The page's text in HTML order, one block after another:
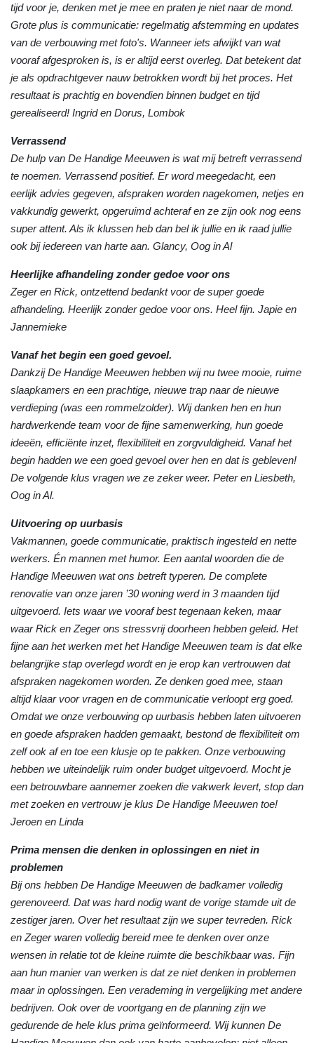
tijd voor je, denken met je mee en praten je niet naar de mond.
Grote plus is communicatie: regelmatig afstemming en updates
van de verbouwing met foto's. Wanneer iets afwijkt van wat
vooraf afgesproken is, is er altijd eerst overleg. Dat betekent dat
je als opdrachtgever nauw betrokken wordt bij het proces. Het
resultaat is prachtig en bovendien binnen budget en tijd
gerealiseerd! Ingrid en Dorus, Lombok
Verrassend
De hulp van De Handige Meeuwen is wat mij betreft verrassend
te noemen. Verrassend positief. Er word meegedacht, een
eerlijk advies gegeven, afspraken worden nagekomen, netjes en
vakkundig gewerkt, opgeruimd achteraf en ze zijn ook nog eens
super attent. Als ik klussen heb dan bel ik jullie en ik raad jullie
ook bij iedereen van harte aan. Glancy, Oog in Al
Heerlijke afhandeling zonder gedoe voor ons
Zeger en Rick, ontzettend bedankt voor de super goede
afhandeling. Heerlijk zonder gedoe voor ons. Heel fijn. Japie en
Jannemieke
Vanaf het begin een goed gevoel.
Dankzij De Handige Meeuwen hebben wij nu twee mooie, ruime
slaapkamers en een prachtige, nieuwe trap naar de nieuwe
verdieping (was een rommelzolder). Wij danken hen en hun
hardwerkende team voor de fijne samenwerking, hun goede
ideeën, efficiënte inzet, flexibiliteit en zorgvuldigheid. Vanaf het
begin hadden we een goed gevoel over hen en dat is gebleven!
De volgende klus vragen we ze zeker weer. Peter en Liesbeth,
Oog in Al.
Uitvoering op uurbasis
Vakmannen, goede communicatie, praktisch ingesteld en nette
werkers. Én mannen met humor. Een aantal woorden die de
Handige Meeuwen wat ons betreft typeren. De complete
renovatie van onze jaren ’30 woning werd in 3 maanden tijd
uitgevoerd. Iets waar we vooraf best tegenaan keken, maar
waar Rick en Zeger ons stressvrij doorheen hebben geleid. Het
fijne aan het werken met het Handige Meeuwen team is dat elke
belangrijke stap overlegd wordt en je erop kan vertrouwen dat
afspraken nagekomen worden. Ze denken goed mee, staan
altijd klaar voor vragen en de communicatie verloopt erg goed.
Omdat we onze verbouwing op uurbasis hebben laten uitvoeren
en goede afspraken hadden gemaakt, bestond de flexibiliteit om
zelf ook af en toe een klusje op te pakken. Onze verbouwing
hebben we uiteindelijk ruim onder budget uitgevoerd. Mocht je
een betrouwbare aannemer zoeken die vakwerk levert, stop dan
met zoeken en vertrouw je klus De Handige Meeuwen toe!
Jeroen en Linda
Prima mensen die denken in oplossingen en niet in
problemen
Bij ons hebben De Handige Meeuwen de badkamer volledig
gerenoveerd. Dat was hard nodig want de vorige stamde uit de
zestiger jaren. Over het resultaat zijn we super tevreden. Rick
en Zeger waren volledig bereid mee te denken over onze
wensen in relatie tot de kleine ruimte die beschikbaar was. Fijn
aan hun manier van werken is dat ze niet denken in problemen
maar in oplossingen. Een verademing in vergelijking met andere
bedrijven. Ook over de voortgang en de planning zijn we
gedurende de hele klus prima geïnformeerd. Wij kunnen De